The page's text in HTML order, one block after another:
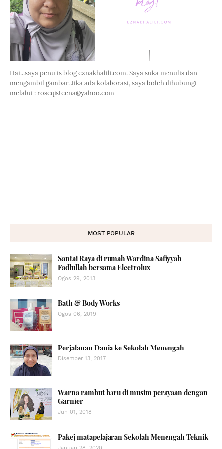
Hai...saya penulis blog eznakhalili.com. Saya suka menulis dan
mengambil gambar. Jika ada kolaborasi, saya boleh dihubungi
melalui : roseqisteena@yahoo.com
MOST POPULAR
Santai Raya di rumah Wardina Safiyyah
Fadlullah bersama Electrolux
Ogos 29, 2013
Bath & Body Works
Ogos 06, 2019
Perjalanan Dania ke Sekolah Menengah
Disember 13, 2017
Warna rambut baru di musim perayaan dengan
Garnier
Jun 01, 2018
Pakej matapelajaran Sekolah Menengah Teknik
Januari 28, 2020